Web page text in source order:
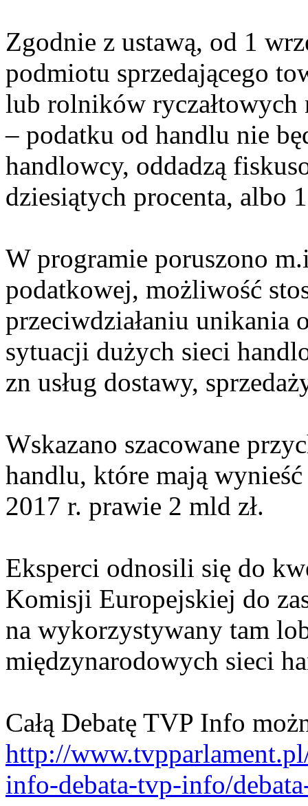
Zgodnie z ustawą, od 1
podmiotu sprzedającego
lub rolników ryczałtowych
– podatku od handlu nie
handlowcy, oddadzą
dziesiątych procenta, albo
W programie poruszono
podatkowej, możliwość
przeciwdziałaniu unikania
sytuacji dużych sieci
zn usług dostawy,
Wskazano szacowane
handlu, które mają
2017 r. prawie 2 mld zł.
Eksperci odnosili się do
Komisji Europejskiej do
na wykorzystywany tam
międzynarodowych sieci
Całą Debatę TVP Info
http://
info-debata-tvp-info/